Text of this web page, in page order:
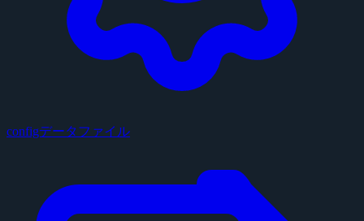
configデータファイル